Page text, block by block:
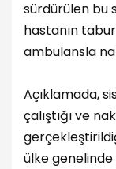
sürdürülen bu
hastanın
ambulansla
Açıklamada,
çalıştığı ve
ülke genelinde